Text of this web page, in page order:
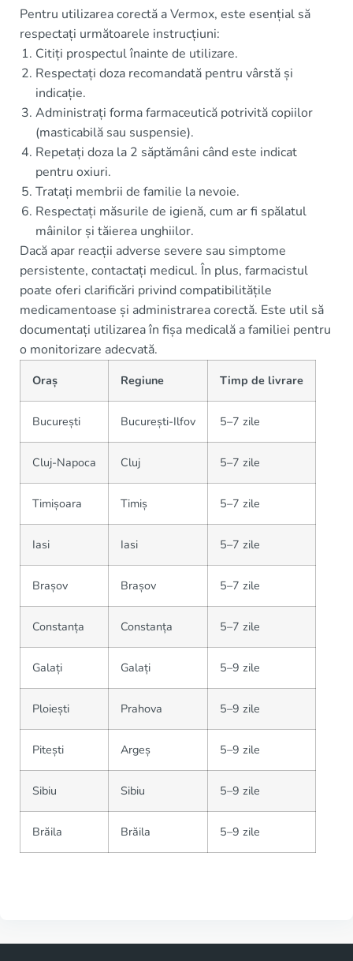
Pentru utilizarea corectă a Vermox, este esențial să
respectați următoarele instrucțiuni:
Citiți prospectul înainte de utilizare.
Respectați doza recomandată pentru vârstă și
indicație.
Administrați forma farmaceutică potrivită copiilor
(masticabilă sau suspensie).
Repetați doza la 2 săptămâni când este indicat
pentru oxiuri.
Tratați membrii de familie la nevoie.
Respectați măsurile de igienă, cum ar fi spălatul
mâinilor și tăierea unghiilor.
Dacă apar reacții adverse severe sau simptome
persistente, contactați medicul. În plus, farmacistul
poate oferi clarificări privind compatibilitățile
medicamentoase și administrarea corectă. Este util să
documentați utilizarea în fișa medicală a familiei pentru
o monitorizare adecvată.
Oraș Regiune Timp de livrare
București București-Ilfov 5–7 zile
Cluj-Napoca Cluj 5–7 zile
Timișoara Timiș 5–7 zile
Iasi Iasi 5–7 zile
Brașov Brașov 5–7 zile
Constanța Constanța 5–7 zile
Galați Galați 5–9 zile
Ploiești Prahova 5–9 zile
Pitești Argeș 5–9 zile
Sibiu Sibiu 5–9 zile
Brăila Brăila 5–9 zile